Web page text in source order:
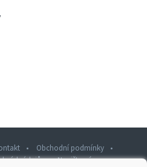
Obchodní podmínky
údajů
Napište nám